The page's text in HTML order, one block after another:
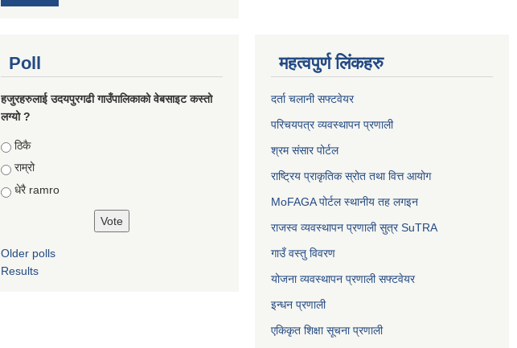
Poll
हजुरहरुलाई उदयपुरगढी गाउँपालिकाको वेबसाइट कस्तो
लग्यो ?
Choices
ठिकै
राम्रो
धेरै ramro
Older polls
Results
महत्वपुर्ण लिंकहरु
दर्ता चलानी सफ्टवेयर
परिचयपत्र व्यवस्थापन प्रणाली
श्रम संसार पोर्टल
राष्ट्रिय प्राकृतिक स्रोत तथा वित्त आयोग
MoFAGA पोर्टल स्थानीय तह लगइन
राजस्व व्यवस्थापन प्रणाली सुत्र SuTRA
गाउँ वस्तु विवरण
योजना व्यवस्थापन प्रणाली सफ्टवेयर
इन्धन प्रणाली
एकिकृत शिक्षा सूचना प्रणाली